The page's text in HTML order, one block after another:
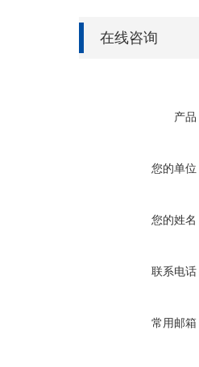
在线咨询
产品
您的单位
您的姓名
联系电话
常用邮箱